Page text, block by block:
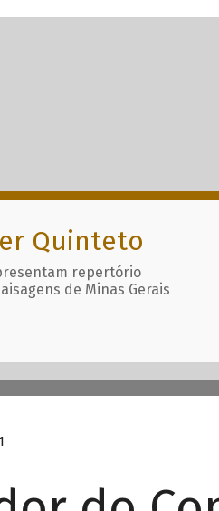
Quinteto
repertório
de Minas Gerais